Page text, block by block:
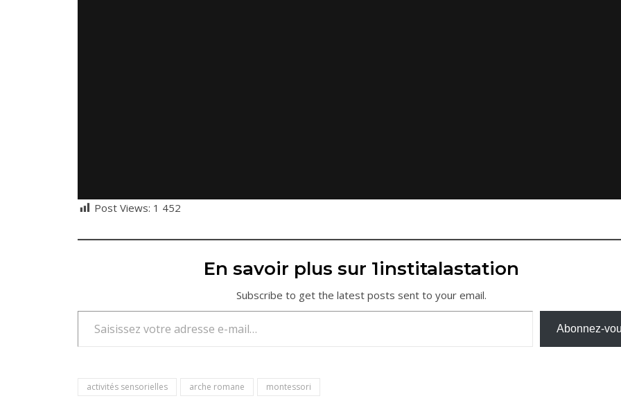
Post Views: 1 452
En savoir plus sur 1institalastation
Subscribe to get the latest posts sent to your email.
Saisissez votre adresse e-mail…
Abonnez-
activités sensorielles arche romane montessori